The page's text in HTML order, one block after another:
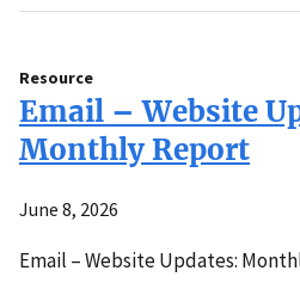
Resource
Email – Website
Monthly Report
June 8, 2026
Email – Website Updates: